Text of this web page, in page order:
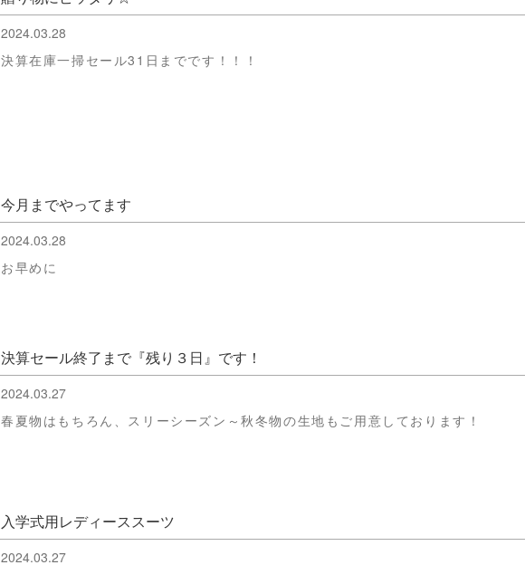
2024.03.28
決算在庫一掃セール31日までです！！！
今月までやってます
2024.03.28
お早めに
決算セール終了まで『残り３日』です！
2024.03.27
春夏物はもちろん、スリーシーズン～秋冬物の生地もご用意しております！
入学式用レディーススーツ
2024.03.27